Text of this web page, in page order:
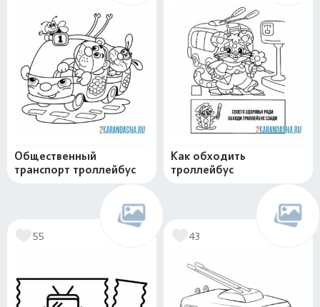
Общественный
транспорт троллейбус
Как обходить
троллейбус
55 43